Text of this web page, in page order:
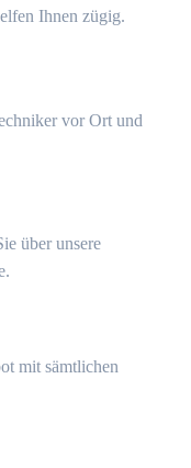
Ihnen zügig.
vor Ort und
über unsere
mit sämtlichen